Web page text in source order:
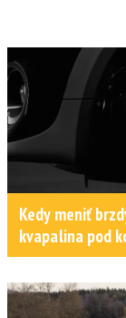
Kedy meniť
kvapalina pod